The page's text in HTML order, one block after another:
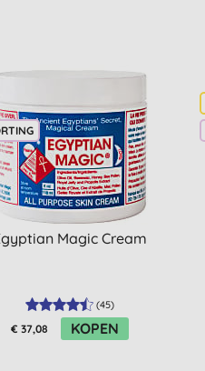
Magic Cream
(45)
€ 37,08 KOPEN